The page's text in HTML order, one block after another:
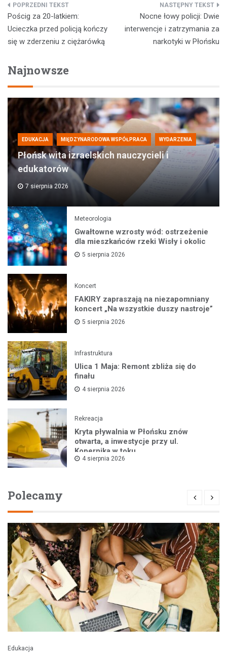
Nawigacja
wpisu
Pościg za 20-latkiem:
Ucieczka przed policją kończy
się w zderzeniu z ciężarówką
Nocne łowy policji: Dwie
interwencje i zatrzymania za
narkotyki w Płońsku
Najnowsze
EDUKACJA MIĘDZYNARODOWA WSPÓŁPRACA WYDARZENIA
Płońsk wita izraelskich nauczycieli i
edukatorów
7 sierpnia 2026
Meteorologia
Gwałtowne wzrosty wód: ostrzeżenie
dla mieszkańców rzeki Wisły i okolic
5 sierpnia 2026
Koncert
FAKIRY zapraszają na niezapomniany
koncert „Na wszystkie duszy nastroje”
5 sierpnia 2026
Infrastruktura
Ulica 1 Maja: Remont zbliża się do
finału
4 sierpnia 2026
Rekreacja
Kryta pływalnia w Płońsku znów
otwarta, a inwestycje przy ul.
Kopernika w toku
4 sierpnia 2026
Polecamy
Edukacja